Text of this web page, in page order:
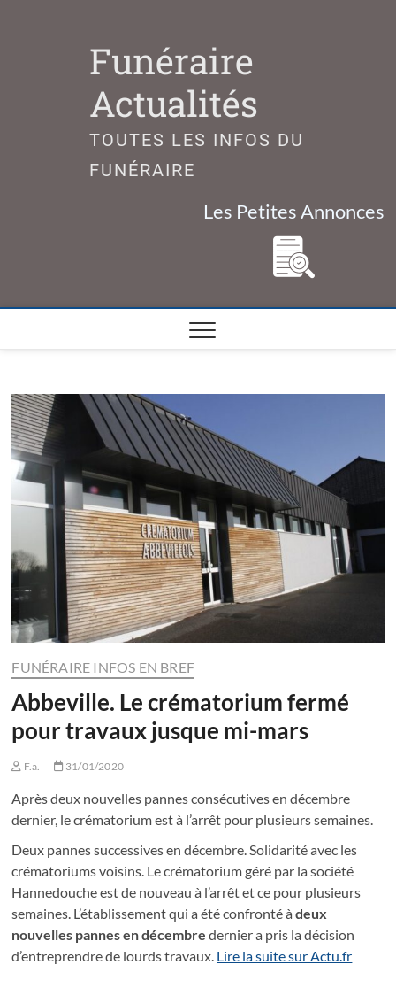
Funéraire
Actualités
TOUTES LES INFOS DU
FUNÉRAIRE
Les Petites Annonces
FUNÉRAIRE INFOS EN BREF
Abbeville. Le crématorium fermé
pour travaux jusque mi-mars
F.a. 31/01/2020
Après deux nouvelles pannes consécutives en décembre
dernier, le crématorium est à l’arrêt pour plusieurs semaines.
Deux pannes successives en décembre. Solidarité avec les
crématoriums voisins. Le crématorium géré par la société
Hannedouche est de nouveau à l’arrêt et ce pour plusieurs
semaines. L’établissement qui a été confronté àdeux
nouvelles pannes en décembre dernier a pris la décision
d’entreprendre de lourds travaux. Lire la suite sur Actu.fr